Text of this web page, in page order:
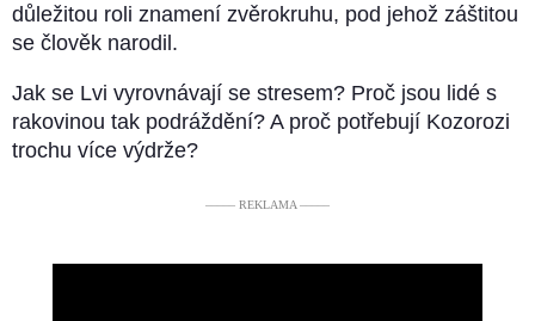
důležitou roli znamení zvěrokruhu, pod jehož záštitou
se člověk narodil.
Jak se Lvi vyrovnávají se stresem? Proč jsou lidé s
rakovinou tak podráždění? A proč potřebují Kozorozi
trochu více výdrže?
––––– REKLAMA –––––